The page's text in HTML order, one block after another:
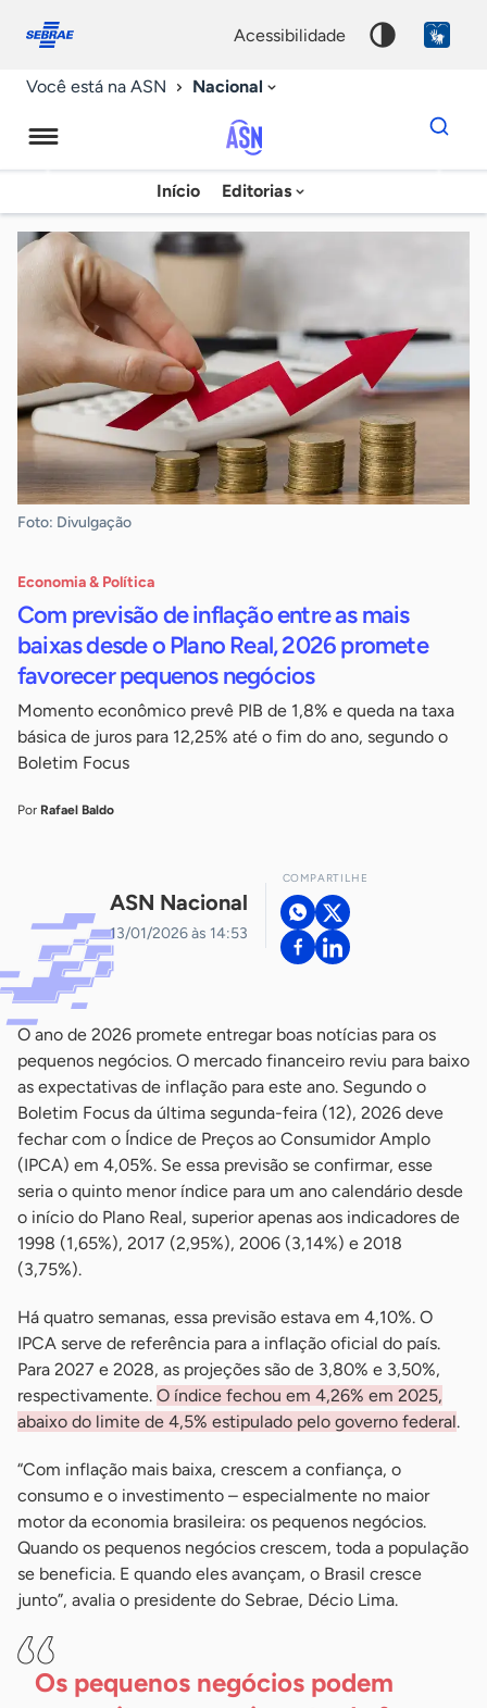
conosco
acessibilidade
Você está na ASN Nacional
Agência
Sebrae
de
Notícias
Início Editorias
Dados
para
chave
Foto: Divulgação
Economia & Política
Com previsão de inflação entre as mais
baixas desde o Plano Real, 2026 promete
favorecer pequenos negócios
Momento econômico prevê PIB de 1,8% e queda na taxa
básica de juros para 12,25% até o fim do ano, segundo o
Boletim Focus
Por Rafael Baldo
ASN Nacional
13/01/2026 às 14:53
COMPARTILHE
O ano de 2026 promete entregar boas notícias para os
pequenos negócios. O mercado financeiro reviu para baixo
as expectativas de inflação para este ano. Segundo o
Boletim Focus da última segunda-feira (12), 2026 deve
fechar com o Índice de Preços ao Consumidor Amplo
(IPCA) em 4,05%. Se essa previsão se confirmar, esse
seria o quinto menor índice para um ano calendário desde
o início do Plano Real, superior apenas aos indicadores de
1998 (1,65%), 2017 (2,95%), 2006 (3,14%) e 2018
(3,75%).
Há quatro semanas, essa previsão estava em 4,10%. O
IPCA serve de referência para a inflação oficial do país.
Para 2027 e 2028, as projeções são de 3,80% e 3,50%,
respectivamente. O índice fechou em 4,26% em 2025,
abaixo do limite de 4,5% estipulado pelo governo federal.
“Com inflação mais baixa, crescem a confiança, o
consumo e o investimento – especialmente no maior
motor da economia brasileira: os pequenos negócios.
Quando os pequenos negócios crescem, toda a população
se beneficia. E quando eles avançam, o Brasil cresce
junto”, avalia o presidente do Sebrae, Décio Lima.
Os pequenos negócios podem